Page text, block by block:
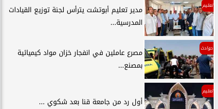
تعليم
مدير تعليم أبوتشت يترأس لجنة توزيع القيادات
المدرسية...
حوادث
مصرع عاملين في انفجار خزان مواد كيميائية
بمصنع...
تعليم
أول رد من جامعة قنا بعد شكوي ...